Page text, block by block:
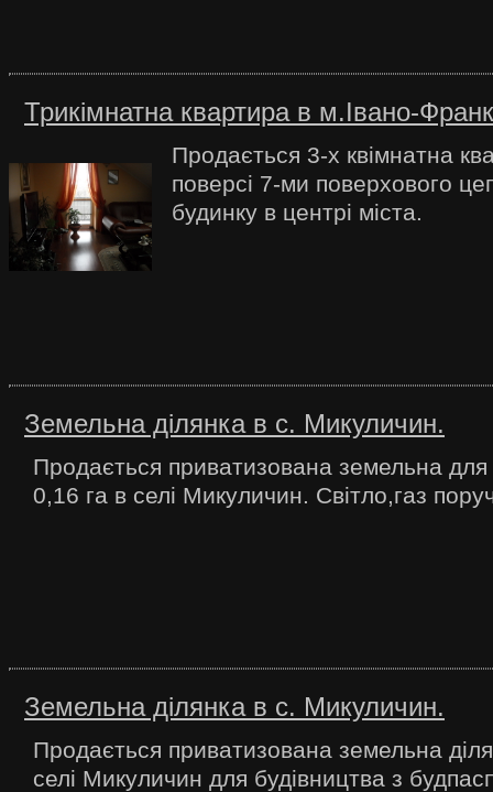
Трикімнатна квартира в м.Івано-
Продається 3-х квімнатна
поверсі 7-ми поверхового
будинку в центрі міста.
Земельна ділянка в с. Микуличин.
Продається приватизована земельна для
0,16 га в селі Микуличин. Світло,газ
Земельна ділянка в с. Микуличин.
Продається приватизована земельна
селі Микуличин для будівництва з